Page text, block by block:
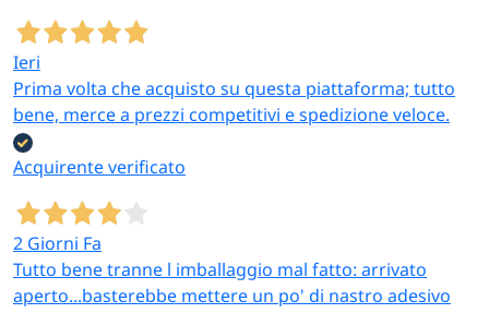
Ieri
Prima volta che acquisto su questa piattaforma; tutto
bene, merce a prezzi competitivi e spedizione veloce.
Acquirente verificato
2 Giorni Fa
Tutto bene tranne l imballaggio mal fatto: arrivato
aperto...basterebbe mettere un po' di nastro adesivo